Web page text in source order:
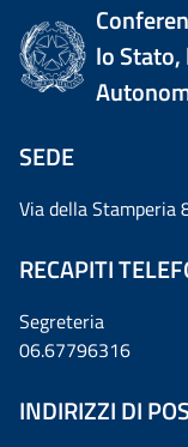
lo Stato,
SEDE
Via della Stamperia
RECAPITI
Segreteria
06.67796316
INDIRIZZI DI